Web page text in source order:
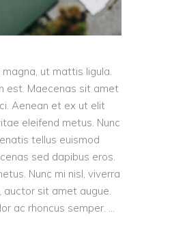
ut mattis ligula.
est. Maecenas sit amet
Aenean et ex ut elit
eleifend metus. Nunc
tellus euismod
sed dapibus eros.
Nunc mi nisl, viverra
auctor sit amet augue.
ac rhoncus semper.